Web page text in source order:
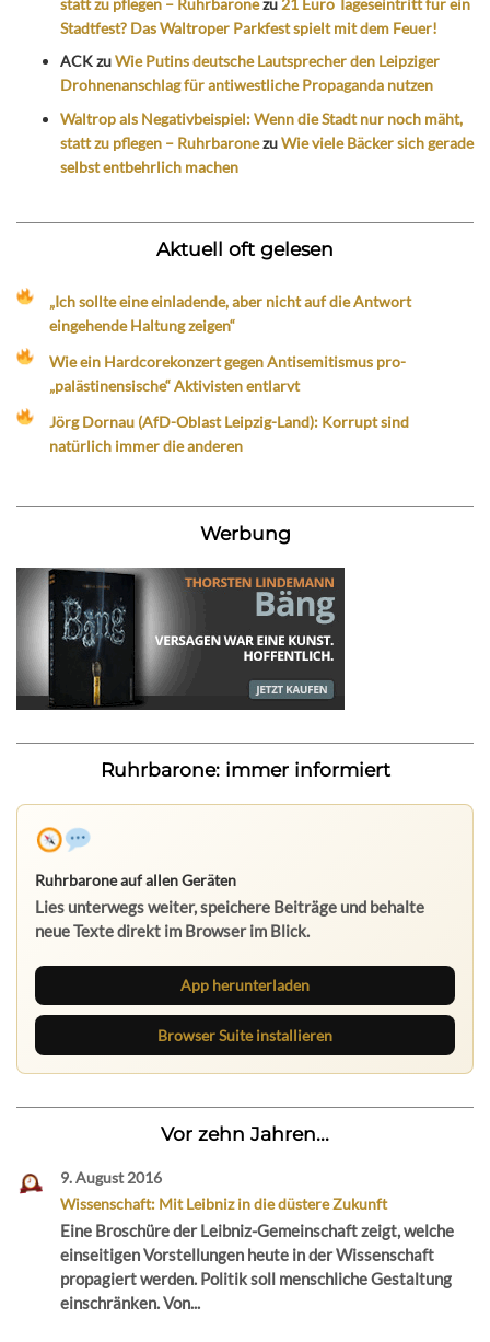
Stadtfest? Das Waltroper Parkfest spielt mit dem Feuer!
ACKzuWie Putins deutsche Lautsprecher den Leipziger
Drohnenanschlag für antiwestliche Propaganda nutzen
Waltrop als Negativbeispiel: Wenn die Stadt nur noch mäht,
statt zu pflegen – RuhrbaronezuWie viele Bäcker sich gerade
selbst entbehrlich machen
Aktuell oft gelesen
„Ich sollte eine einladende, aber nicht auf die Antwort
eingehende Haltung zeigen“
Wie ein Hardcorekonzert gegen Antisemitismus pro-
„palästinensische“ Aktivisten entlarvt
Jörg Dornau (AfD-Oblast Leipzig-Land): Korrupt sind
natürlich immer die anderen
Werbung
Ruhrbarone: immer informiert
Ruhrbarone auf allen Geräten
Lies unterwegs weiter, speichere Beiträge und behalte
neue Texte direkt im Browser im Blick.
App herunterladen
Browser Suite installieren
Vor zehn Jahren...
9. August 2016
Wissenschaft: Mit Leibniz in die düstere Zukunft
Eine Broschüre der Leibniz-Gemeinschaft zeigt, welche
einseitigen Vorstellungen heute in der Wissenschaft
propagiert werden. Politik soll menschliche Gestaltung
einschränken. Von...